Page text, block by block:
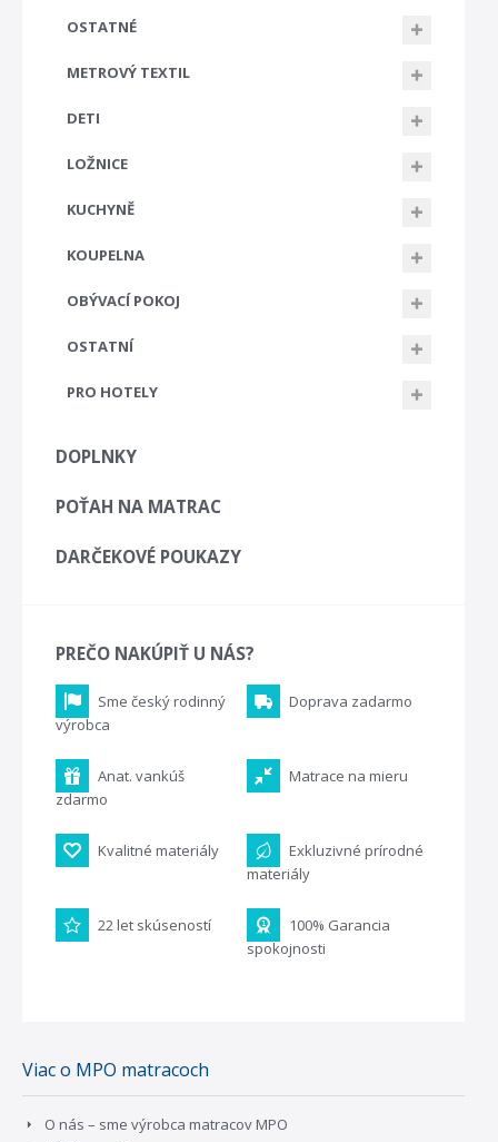
OSTATNÉ
METROVÝ TEXTIL
DETI
LOŽNICE
KUCHYNĚ
KOUPELNA
OBÝVACÍ POKOJ
OSTATNÍ
PRO HOTELY
DOPLNKY
POŤAH NA MATRAC
DARČEKOVÉ POUKAZY
PREČO NAKÚPIŤ U NÁS?
Sme český rodinný
výrobca
Doprava zadarmo
Anat. vankúš
zdarmo
Matrace na mieru
Kvalitné materiály
Exkluzivné prírodné
materiály
22 let skúseností
100% Garancia
spokojnosti
Viac o MPO matracoch
O nás – sme výrobca matracov MPO